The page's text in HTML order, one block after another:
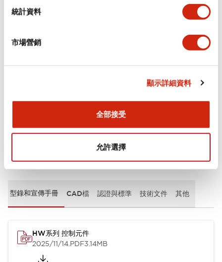
統計資料
市場營銷
顯示詳細資料
全部接受
允許選擇
環境規範
安裝和安裝規範
文件和檔案
型錄和宣傳手冊 CAD檔 認證與標準 技術文件 其他
HW系列 控制元件
2025/11/14.PDF3.14MB